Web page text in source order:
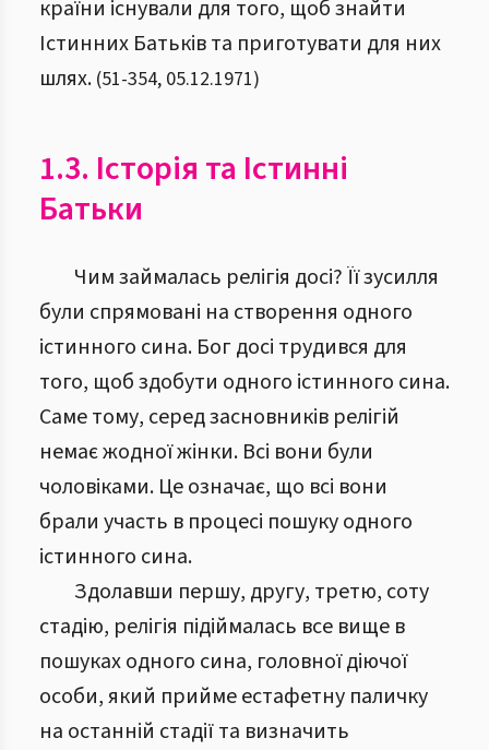
країни існували для того, щоб знайти
Істинних Батьків та приготувати для них
шлях. (51-354, 05.12.1971)
1.3. Історія та Істинні
Батьки
Чим займалась релігія досі? Її зусилля
були спрямовані на створення одного
істинного сина. Бог досі трудився для
того, щоб здобути одного істинного сина.
Саме тому, серед засновників релігій
немає жодної жінки. Всі вони були
чоловіками. Це означає, що всі вони
брали участь в процесі пошуку одного
істинного сина.
Здолавши першу, другу, третю, соту
стадію, релігія підіймалась все вище в
пошуках одного сина, головної діючої
особи, який прийме естафетну паличку
на останній стадії та визначить